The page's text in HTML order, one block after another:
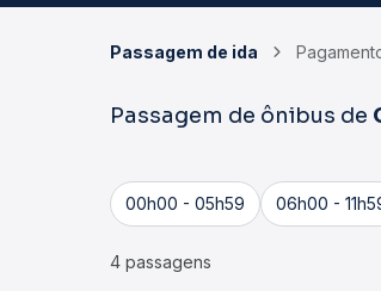
Passagem de ida
Passagem de ônibus de
00h00 - 05h59 06h00 -
4 passagens